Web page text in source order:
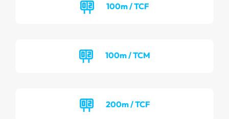
100m / TCF
100m / TCM
200m / TCF